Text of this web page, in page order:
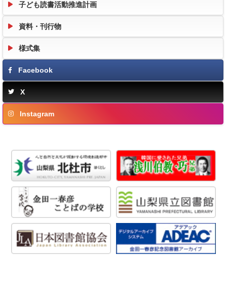
子ども読書活動推進計画
資料・刊行物
様式集
Facebook
X
Instagram